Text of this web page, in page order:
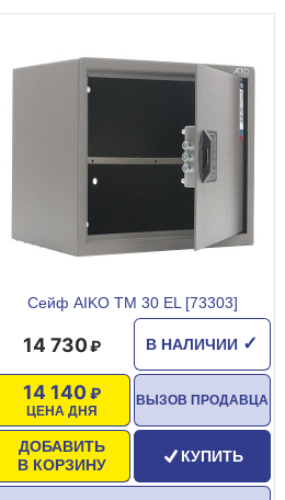
Сейф AIKO TM 30 EL [73303]
В НАЛИЧИИ ✓
14 730
ЦЕНА ДНЯ
14 140
ДОБАВИТЬ
В КОРЗИНУ
ВЫЗОВ ПРОДАВЦА
КУПИТЬ